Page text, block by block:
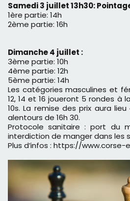
Samedi 3 juillet 13h30:
1ère partie: 14h
2ème partie: 16h
Dimanche 4 juillet :
3ème partie: 10h
4ème partie: 12h
5ème partie: 14h
Les catégories masculines et
12, 14 et 16 joueront 5 rondes à
10s. La remise des prix aura
alentours de 16h 30.
Protocole sanitaire : port du
interdiction de manger dans les
Plus d’infos : https://www.corse-